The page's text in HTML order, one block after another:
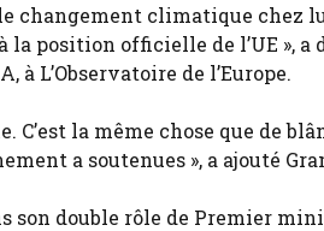
changement climatique chez
position officielle de l’UE », a
à L’Observatoire de l’Europe.
C’est la même chose que de
a soutenues », a ajouté
double rôle de Premier